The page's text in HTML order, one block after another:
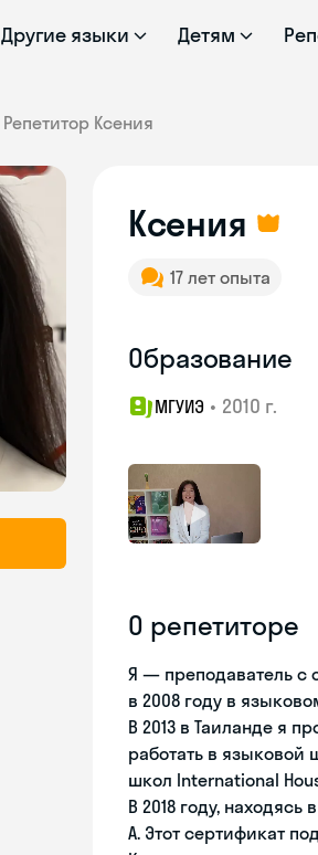
Другие языки Детям
Репетитор Ксения
Ксения
17 лет опыта
Образование
МГУИЭ • 2010 г.
О репетиторе
Я — преподаватель с
в 2008 году в
В 2013 в Таиланде я
работать в языковой
школ International
В 2018 году,
A. Этот сертификат